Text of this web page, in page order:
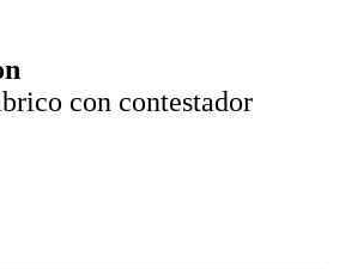
con contestador